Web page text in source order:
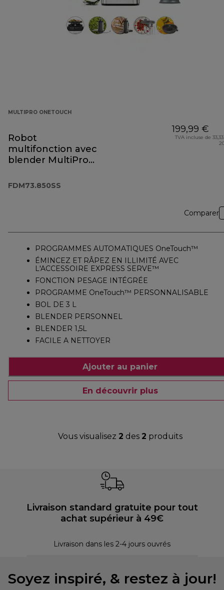
MULTIPRO ONETOUCH
Robot
multifonction avec
blender MultiPro
FDM73.850SS
FDM73.850SS
199,99 €
TVA incluse de
Comparer
PROGRAMMES AUTOMATIQUES OneTouch™
ÉMINCEZ ET RÂPEZ EN ILLIMITÉ AVEC
L'ACCESSOIRE EXPRESS SERVE™
FONCTION PESAGE INTÉGRÉE
PROGRAMME OneTouch™ PERSONNALISABLE
BOL DE 3 L
BLENDER PERSONNEL
BLENDER 1,5L
FACILE A NETTOYER
Ajouter au panier
En découvrir plus
Vous visualisez 2 des 2 produits
Livraison standard gratuite pour tout
achat supérieur à 49€
Livraison dans les 2-4 jours ouvrés
Soyez inspiré, & restez à jour!